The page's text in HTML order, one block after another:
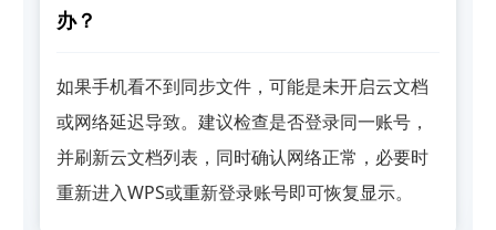
办？
如果手机看不到同步文件，可能是未开启云文档
或网络延迟导致。建议检查是否登录同一账号，
并刷新云文档列表，同时确认网络正常，必要时
重新进入WPS或重新登录账号即可恢复显示。